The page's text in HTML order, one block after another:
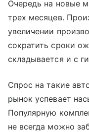
Очередь на новые
трех месяцев.
увеличении
сократить сроки
складывается и с
Спрос на такие
рынок успевает
Популярную
не всегда можно